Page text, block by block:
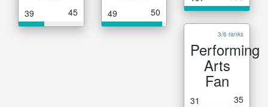
39 45 49 50
3/6 ranks
Performing
Arts
Fan
31 35